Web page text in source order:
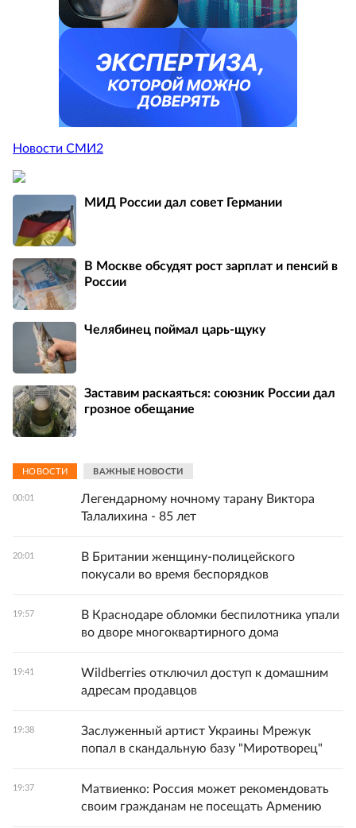
Новости СМИ2
МИД России дал совет Германии
В Москве обсудят рост зарплат и пенсий в
России
Челябинец поймал царь-щуку
Заставим раскаяться: союзник России дал
грозное обещание
НОВОСТИ ВАЖНЫЕ НОВОСТИ
00:01
Легендарному ночному тарану Виктора
Талалихина - 85 лет
20:01
В Британии женщину-полицейского
покусали во время беспорядков
19:57
В Краснодаре обломки беспилотника упали
во дворе многоквартирного дома
19:41
Wildberries отключил доступ к домашним
адресам продавцов
19:38
Заслуженный артист Украины Мрежук
попал в скандальную базу "Миротворец"
19:37
Матвиенко: Россия может рекомендовать
своим гражданам не посещать Армению